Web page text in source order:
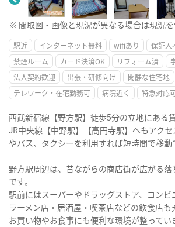
※ 間取図・画像と現況が異なる場合は現況を
駅近 インターネット無料 wifiあり 保証人
禁煙ルーム
カード決済OK リフォーム済
法人契約歓迎
出張・研修向け
閑静な住宅地
テレワーク・在宅勤務可
病院近く 特急対応
西武新宿線【野方駅】徒歩5分の立地にある
JR中央線【中野駅】【高円寺駅】へもアク
やバス、タクシーを利用すれば短時間で移動
野方駅周辺は、昔ながらの商店街が広がる
です。
駅前にはスーパーやドラッグストア、コンビ
ラーメン店・居酒屋・喫茶店などの飲食店
お買い物やお食事にも便利な環境が整ってい